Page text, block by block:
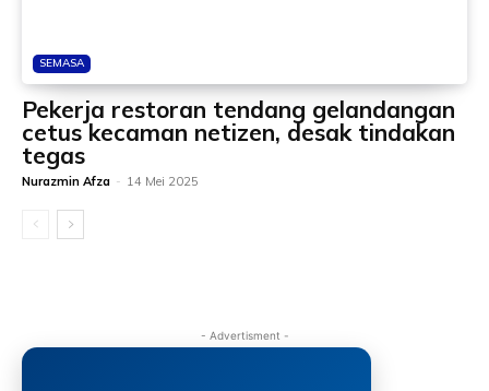
SEMASA
Pekerja restoran tendang gelandangan
cetus kecaman netizen, desak tindakan
tegas
Nurazmin Afza - 14 Mei 2025
- Advertisment -